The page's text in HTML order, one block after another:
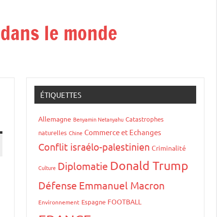
le monde
ÉTIQUETTES
Allemagne Benyamin Netanyahu Catastrophes
naturelles Chine Commerce et Echanges
Conflit israélo-palestinien Criminalité
Culture Diplomatie Donald Trump
Défense Emmanuel Macron
Environnement Espagne FOOTBALL